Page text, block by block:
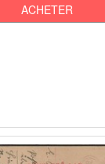
ACHETER